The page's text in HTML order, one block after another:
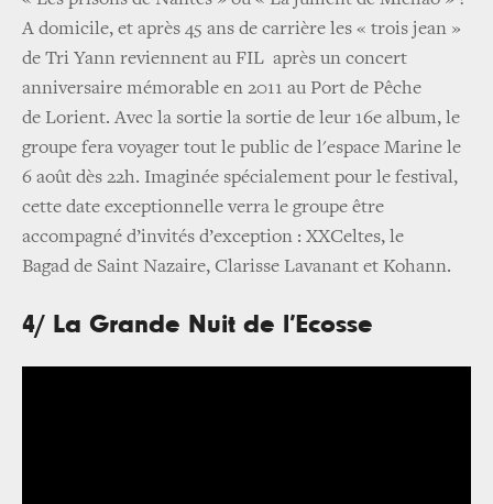
A domicile, et après 45 ans de carrière les « trois jean »
de Tri Yann reviennent au FIL après un concert
anniversaire mémorable en 2011 au Port de Pêche
de Lorient. Avec la sortie la sortie de leur 16e album, le
groupe fera voyager tout le public de l'espace Marine le
6 août dès 22h. Imaginée spécialement pour le festival,
cette date exceptionnelle verra le groupe être
accompagné d’invités d’exception : XXCeltes, le
Bagad de Saint Nazaire, Clarisse Lavanant et Kohann.
4/ La Grande Nuit de l’Ecosse